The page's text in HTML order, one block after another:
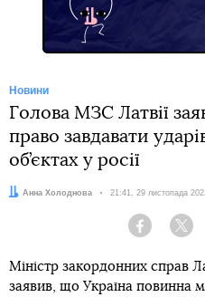
Новини
Голова МЗС Латвії
право завдавати
об’єктах у росії
Автор:
Анна Холоднова Дата:
21:41, 29 листопада
Facebook
Міністр закордонних справ
заявив, що Україна повинна